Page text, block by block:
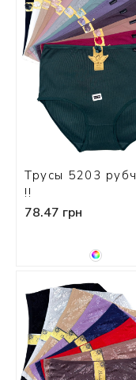
Трусы 5203
!!
78.47 грн